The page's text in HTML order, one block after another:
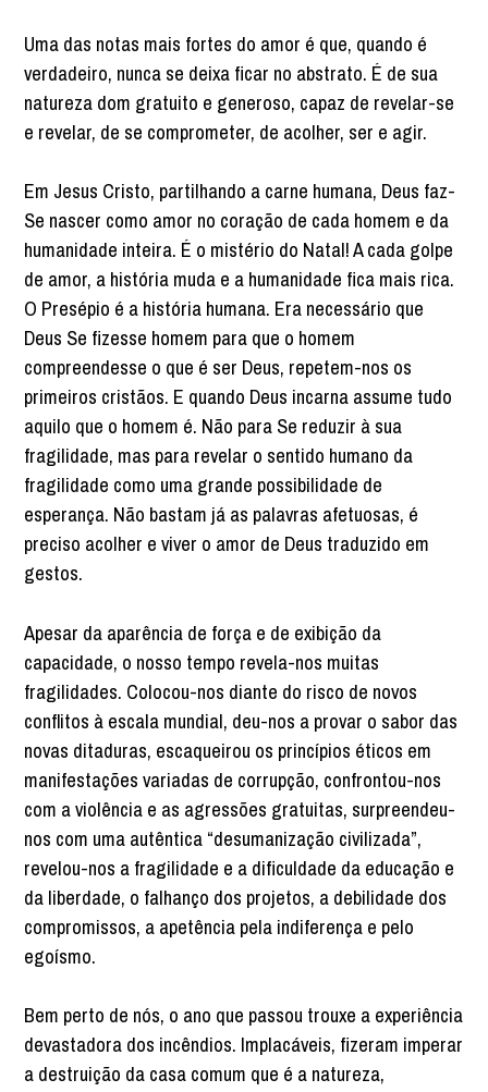
Uma das notas mais fortes do amor é que, quando é
verdadeiro, nunca se deixa ficar no abstrato. É de sua
natureza dom gratuito e generoso, capaz de revelar-se
e revelar, de se comprometer, de acolher, ser e agir.
Em Jesus Cristo, partilhando a carne humana, Deus faz-
Se nascer como amor no coração de cada homem e da
humanidade inteira. É o mistério do Natal! A cada golpe
de amor, a história muda e a humanidade fica mais rica.
O Presépio é a história humana. Era necessário que
Deus Se fizesse homem para que o homem
compreendesse o que é ser Deus, repetem-nos os
primeiros cristãos. E quando Deus incarna assume tudo
aquilo que o homem é. Não para Se reduzir à sua
fragilidade, mas para revelar o sentido humano da
fragilidade como uma grande possibilidade de
esperança. Não bastam já as palavras afetuosas, é
preciso acolher e viver o amor de Deus traduzido em
gestos.
Apesar da aparência de força e de exibição da
capacidade, o nosso tempo revela-nos muitas
fragilidades. Colocou-nos diante do risco de novos
conflitos à escala mundial, deu-nos a provar o sabor das
novas ditaduras, escaqueirou os princípios éticos em
manifestações variadas de corrupção, confrontou-nos
com a violência e as agressões gratuitas, surpreendeu-
nos com uma autêntica “desumanização civilizada”,
revelou-nos a fragilidade e a dificuldade da educação e
da liberdade, o falhanço dos projetos, a debilidade dos
compromissos, a apetência pela indiferença e pelo
egoísmo.
Bem perto de nós, o ano que passou trouxe a experiência
devastadora dos incêndios. Implacáveis, fizeram imperar
a destruição da casa comum que é a natureza,